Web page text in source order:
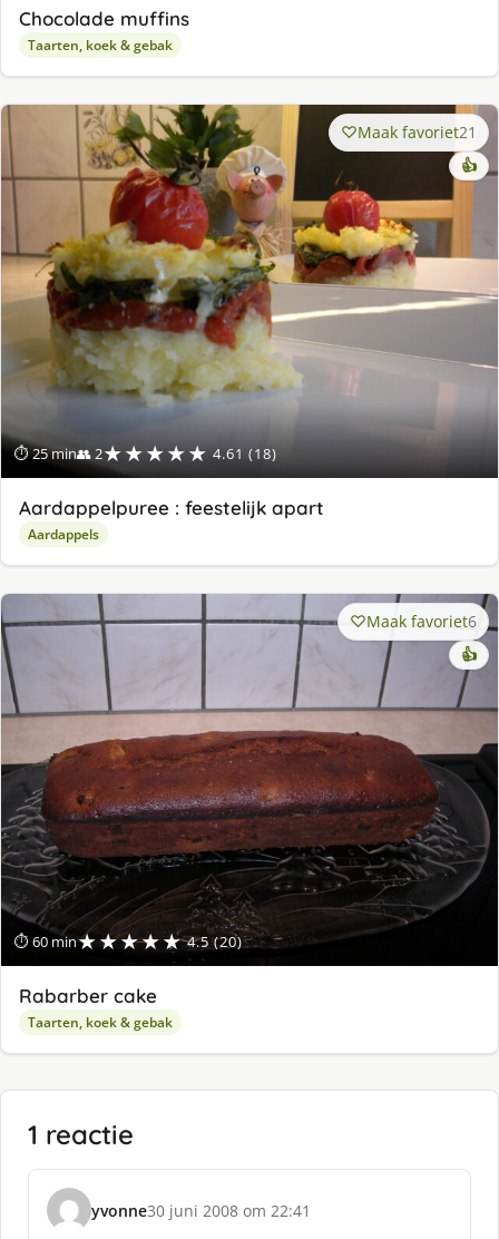
Chocolade muffins
Taarten, koek & gebak
⏱ 25 min👥 2★★★★★ 4.61 (18)
Maak favoriet21
👍
Aardappelpuree : feestelijk apart
Aardappels
⏱ 60 min★★★★★ 4.5 (20)
Maak favoriet6
👍
Rabarber cake
Taarten, koek & gebak
1 reactie
yvonne
s
30 juni 2008 om 22:41